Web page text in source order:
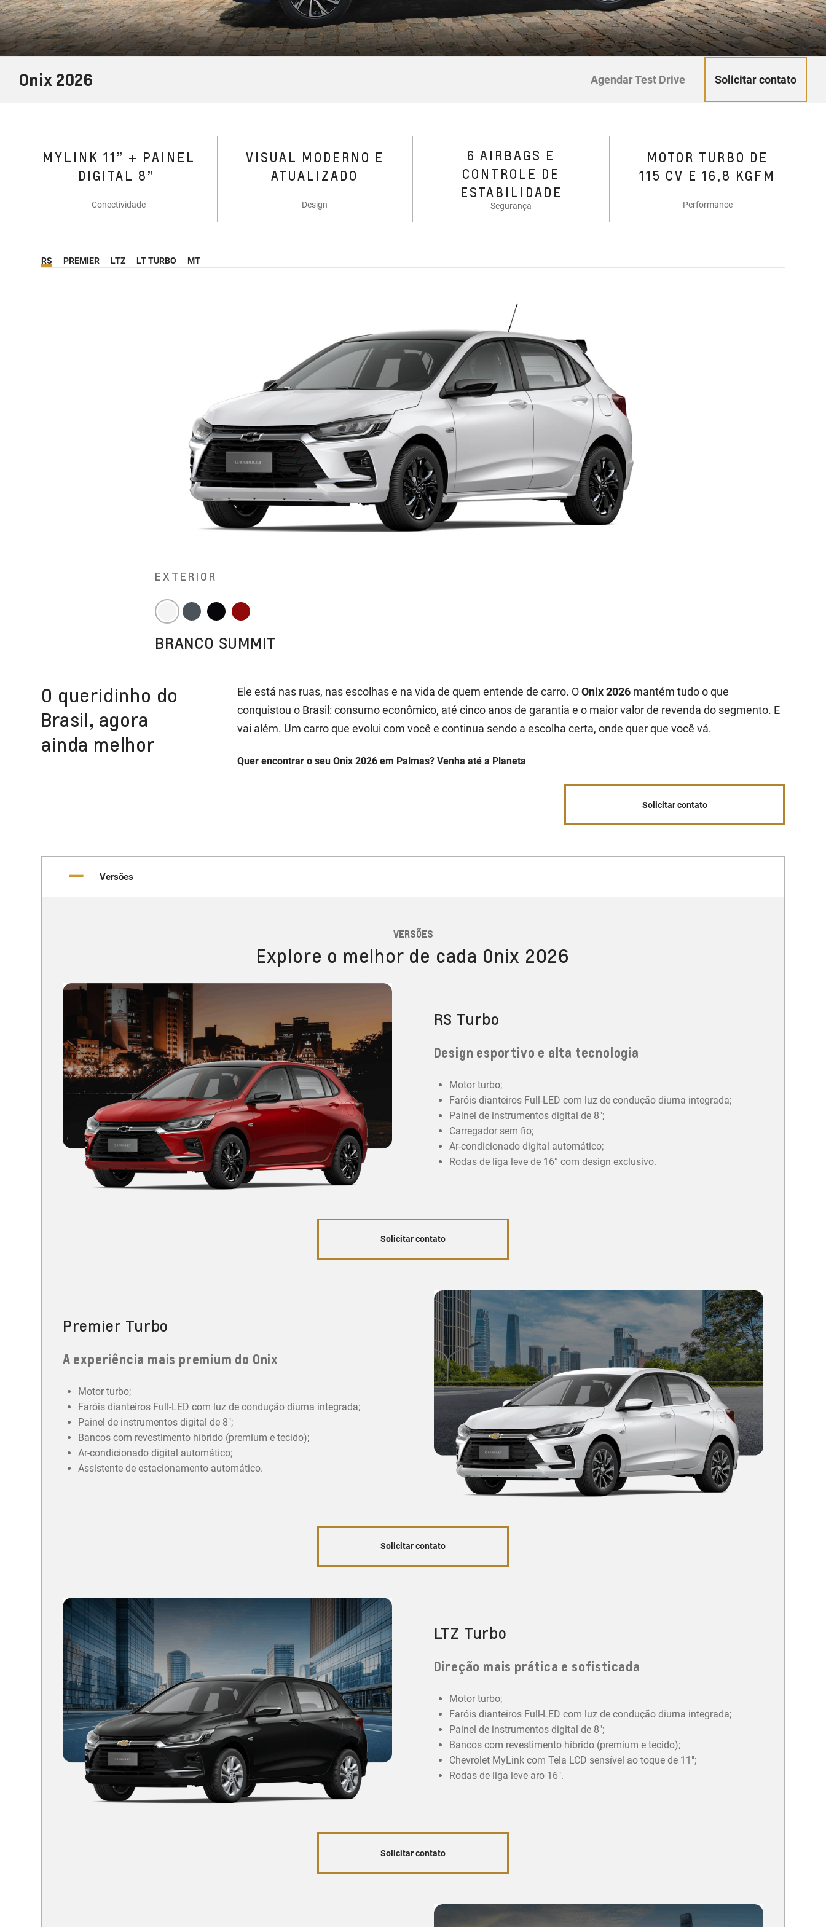
Onix 2026 Agendar Test Drive Solicitar contato
MYLINK 11” + PAINEL
DIGITAL 8”
Conectividade
VISUAL MODERNO E
ATUALIZADO
Design
6 AIRBAGS E
CONTROLE DE
ESTABILIDADE
Segurança
MOTOR TURBO DE
115 CV E 16,8 KGFM
Performance
RS PREMIER LTZ LT TURBO MT
EXTERIOR
BRANCO SUMMIT
O queridinho do
Brasil, agora
ainda melhor
Ele está nas ruas, nas escolhas e na vida de quem entende de carro. OOnix 2026 mantém tudo o que
conquistou o Brasil: consumo econômico, até cinco anos de garantia e o maior valor de revenda do segmento. E
vai além. Um carro que evolui com você e continua sendo a escolha certa, onde quer que você vá.
Quer encontrar o seu Onix 2026 em Palmas? Venha até a Planeta
Solicitar contato
Versões
VERSÕES
Explore o melhor de cada Onix 2026
RS Turbo
Design esportivo e alta tecnologia
Motor turbo;
Faróis dianteiros Full-LED com luz de condução diurna integrada;
Painel de instrumentos digital de 8";
Carregador sem fio;
Ar-condicionado digital automático;
Rodas de liga leve de 16” com design exclusivo.
Solicitar contato
Premier Turbo
A experiência mais premium do Onix
Motor turbo;
Faróis dianteiros Full-LED com luz de condução diurna integrada;
Painel de instrumentos digital de 8";
Bancos com revestimento híbrido (premium e tecido);
Ar-condicionado digital automático;
Assistente de estacionamento automático.
Solicitar contato
LTZ Turbo
Direção mais prática e sofisticada
Motor turbo;
Faróis dianteiros Full-LED com luz de condução diurna integrada;
Painel de instrumentos digital de 8";
Bancos com revestimento híbrido (premium e tecido);
Chevrolet MyLink com Tela LCD sensível ao toque de 11";
Rodas de liga leve aro 16".
Solicitar contato